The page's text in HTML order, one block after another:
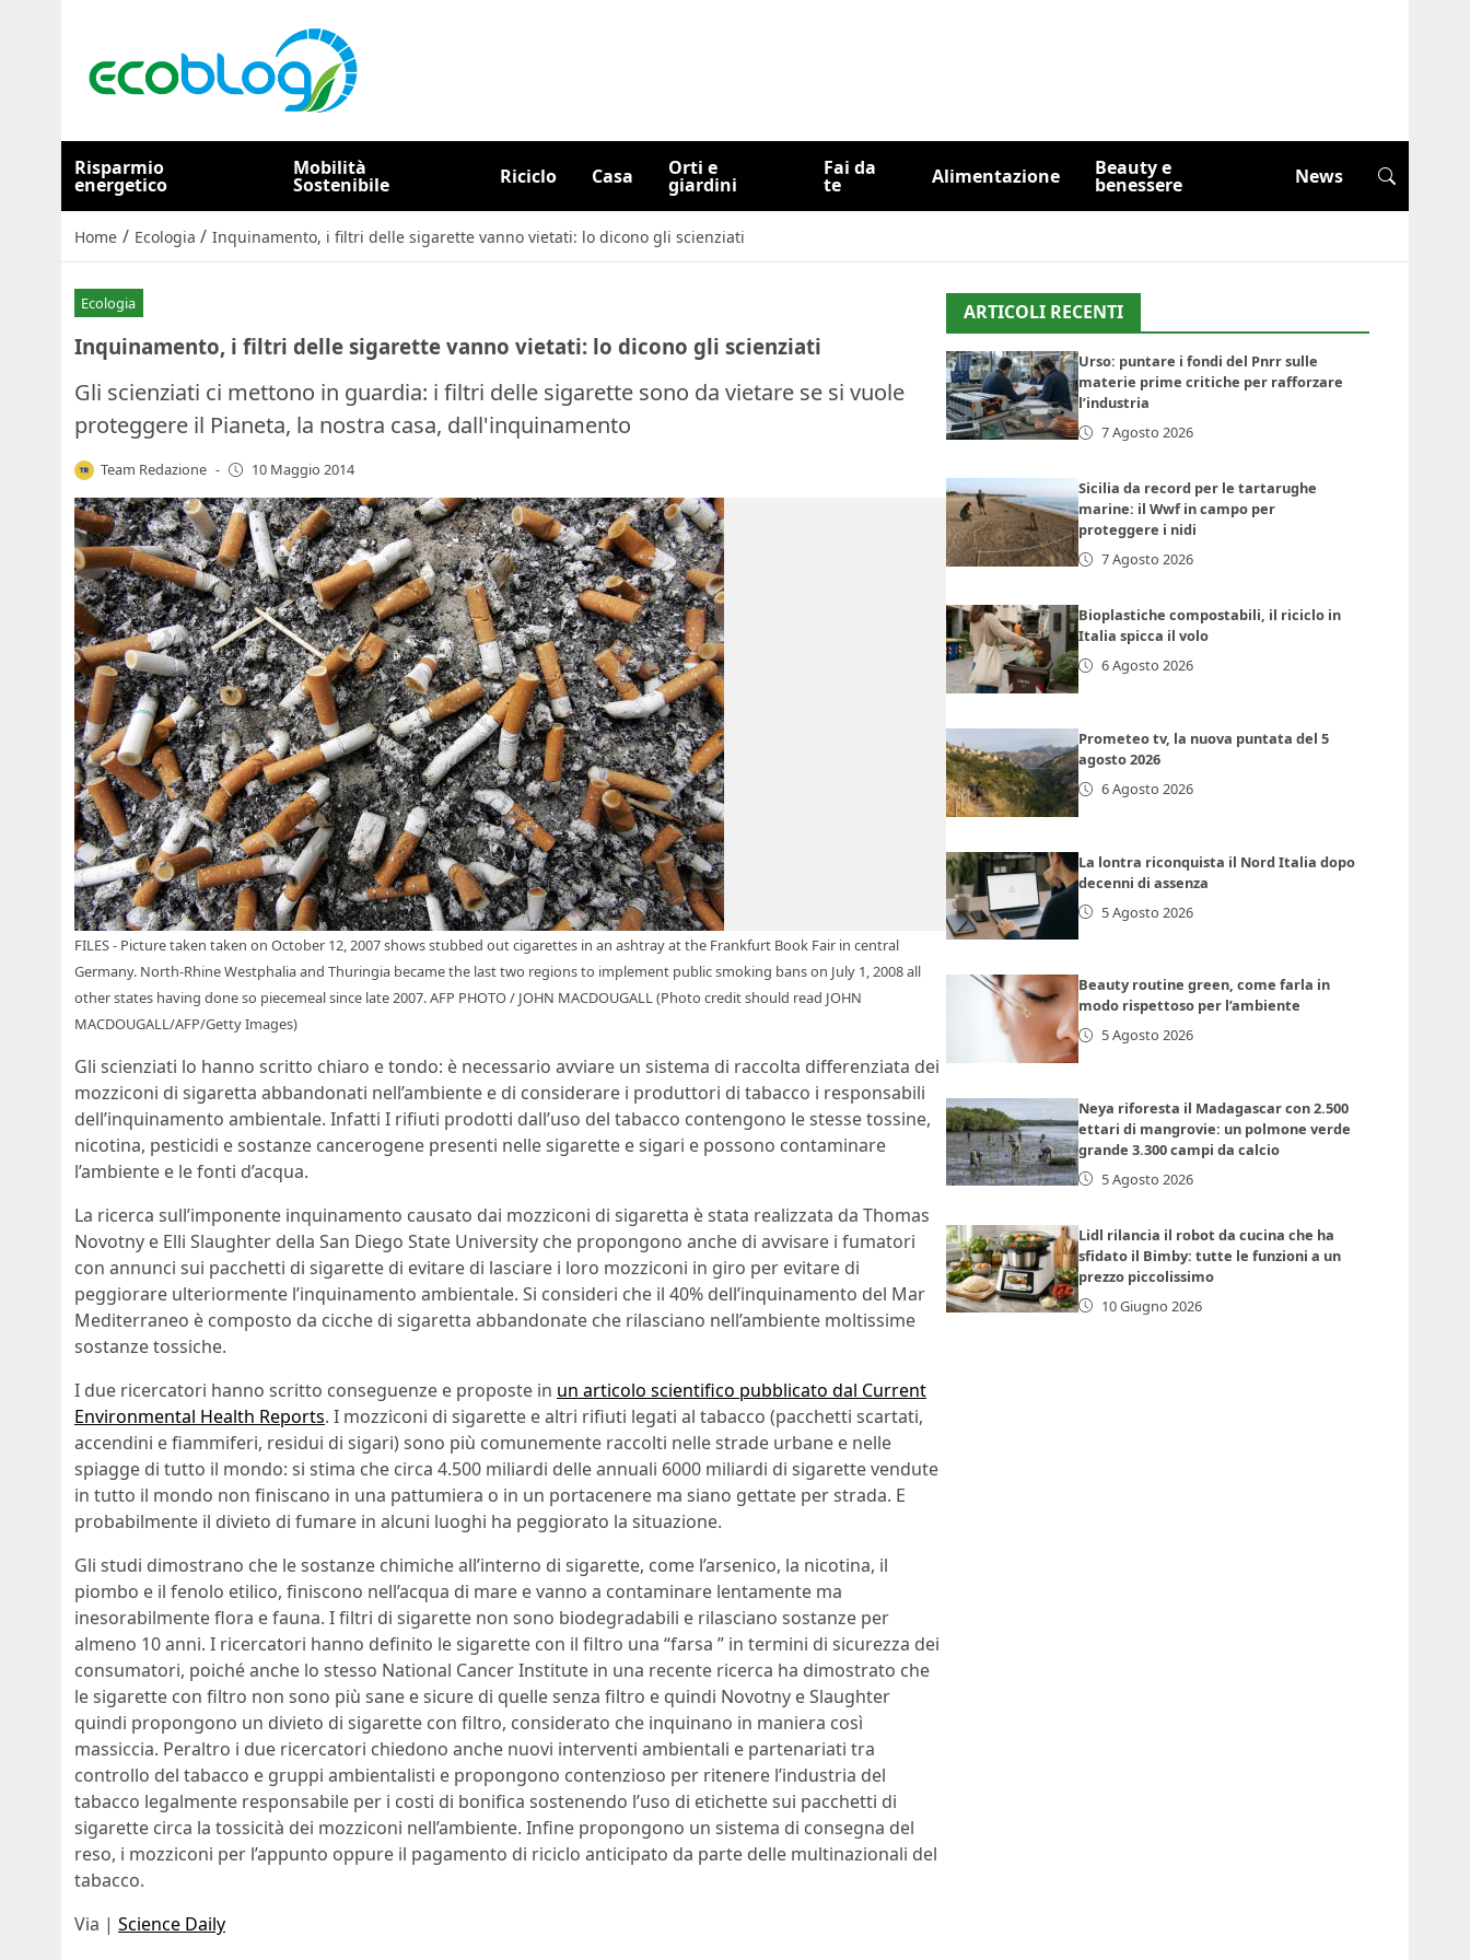
Risparmio
energetico
Mobilità
Sostenibile Riciclo Casa Orti e
giardini
Fai da
te Alimentazione Beauty e
benessere News
Home / Ecologia / Inquinamento, i filtri delle sigarette vanno vietati: lo dicono gli scienziati
Ecologia
Inquinamento, i filtri delle sigarette vanno vietati: lo dicono gli scienziati
Gli scienziati ci mettono in guardia: i filtri delle sigarette sono da vietare se si vuole
proteggere il Pianeta, la nostra casa, dall'inquinamento
Team Redazione - 10 Maggio 2014
FILES - Picture taken taken on October 12, 2007 shows stubbed out cigarettes in an ashtray at the Frankfurt Book Fair in central
Germany. North-Rhine Westphalia and Thuringia became the last two regions to implement public smoking bans on July 1, 2008 all
other states having done so piecemeal since late 2007. AFP PHOTO / JOHN MACDOUGALL (Photo credit should read JOHN
MACDOUGALL/AFP/Getty Images)
Gli scienziati lo hanno scritto chiaro e tondo: è necessario avviare un sistema di raccolta differenziata dei
mozziconi di sigaretta abbandonati nell’ambiente e di considerare i produttori di tabacco i responsabili
dell’inquinamento ambientale. Infatti I rifiuti prodotti dall’uso del tabacco contengono le stesse tossine,
nicotina, pesticidi e sostanze cancerogene presenti nelle sigarette e sigari e possono contaminare
l’ambiente e le fonti d’acqua.
La ricerca sull’imponente inquinamento causato dai mozziconi di sigaretta è stata realizzata da Thomas
Novotny e Elli Slaughter della San Diego State University che propongono anche di avvisare i fumatori
con annunci sui pacchetti di sigarette di evitare di lasciare i loro mozziconi in giro per evitare di
peggiorare ulteriormente l’inquinamento ambientale. Si consideri che il 40% dell’inquinamento del Mar
Mediterraneo è composto da cicche di sigaretta abbandonate che rilasciano nell’ambiente moltissime
sostanze tossiche.
I due ricercatori hanno scritto conseguenze e proposte in un articolo scientifico pubblicato dal Current
Environmental Health Reports. I mozziconi di sigarette e altri rifiuti legati al tabacco (pacchetti scartati,
accendini e fiammiferi, residui di sigari) sono più comunemente raccolti nelle strade urbane e nelle
spiagge di tutto il mondo: si stima che circa 4.500 miliardi delle annuali 6000 miliardi di sigarette vendute
in tutto il mondo non finiscano in una pattumiera o in un portacenere ma siano gettate per strada. E
probabilmente il divieto di fumare in alcuni luoghi ha peggiorato la situazione.
Gli studi dimostrano che le sostanze chimiche all’interno di sigarette, come l’arsenico, la nicotina, il
piombo e il fenolo etilico, finiscono nell’acqua di mare e vanno a contaminare lentamente ma
inesorabilmente flora e fauna. I filtri di sigarette non sono biodegradabili e rilasciano sostanze per
almeno 10 anni. I ricercatori hanno definito le sigarette con il filtro una “farsa ” in termini di sicurezza dei
consumatori, poiché anche lo stesso National Cancer Institute in una recente ricerca ha dimostrato che
le sigarette con filtro non sono più sane e sicure di quelle senza filtro e quindi Novotny e Slaughter
quindi propongono un divieto di sigarette con filtro, considerato che inquinano in maniera così
massiccia. Peraltro i due ricercatori chiedono anche nuovi interventi ambientali e partenariati tra
controllo del tabacco e gruppi ambientalisti e propongono contenzioso per ritenere l’industria del
tabacco legalmente responsabile per i costi di bonifica sostenendo l’uso di etichette sui pacchetti di
sigarette circa la tossicità dei mozziconi nell’ambiente. Infine propongono un sistema di consegna del
reso, i mozziconi per l’appunto oppure il pagamento di riciclo anticipato da parte delle multinazionali del
tabacco.
Via | Science Daily
ARTICOLI RECENTI
Urso: puntare i fondi del Pnrr sulle
materie prime critiche per rafforzare
l’industria
7 Agosto 2026
Sicilia da record per le tartarughe
marine: il Wwf in campo per
proteggere i nidi
7 Agosto 2026
Bioplastiche compostabili, il riciclo in
Italia spicca il volo
6 Agosto 2026
Prometeo tv, la nuova puntata del 5
agosto 2026
6 Agosto 2026
La lontra riconquista il Nord Italia dopo
decenni di assenza
5 Agosto 2026
Beauty routine green, come farla in
modo rispettoso per l’ambiente
5 Agosto 2026
Neya riforesta il Madagascar con 2.500
ettari di mangrovie: un polmone verde
grande 3.300 campi da calcio
5 Agosto 2026
Lidl rilancia il robot da cucina che ha
sfidato il Bimby: tutte le funzioni a un
prezzo piccolissimo
10 Giugno 2026